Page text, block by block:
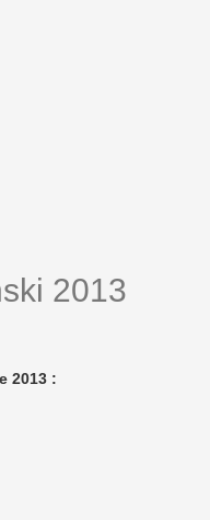
2013
2013 :